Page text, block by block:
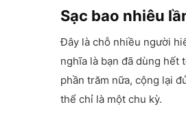
Sạc bao nhiêu
Đây là chỗ nhiều người
nghĩa là bạn đã dùng hết
phần trăm nữa, cộng lại
thể chỉ là một chu kỳ.